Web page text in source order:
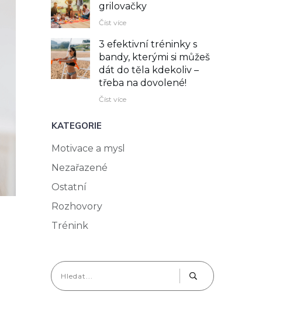
grilovačky
Číst více
3 efektivní tréninky s
bandy, kterými si můžeš
dát do těla kdekoliv –⁠
třeba na dovolené!
Číst více
KATEGORIE
Motivace a mysl
Nezařazené
Ostatní
Rozhovory
Trénink